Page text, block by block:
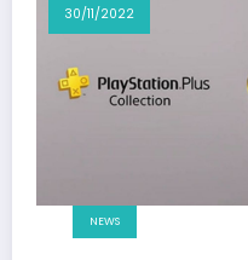
30/11/2022
NEWS